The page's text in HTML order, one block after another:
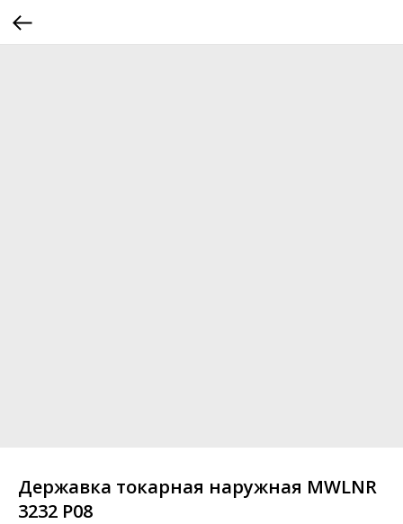
Державка токарная наружная MWLNR
3232 P08